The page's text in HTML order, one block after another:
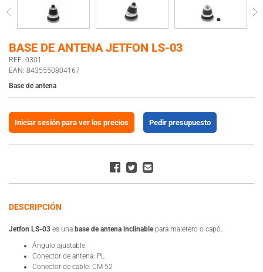
BASE DE ANTENA JETFON LS-03
REF: 0301
EAN: 8435550804167
Base de antena
Iniciar sesión para ver los precios Pedir presupuesto
DESCRIPCIÓN
Jetfon LS-03 es una base de antena inclinablepara maletero o capó.
Ángulo ajustable
Conector de antena: PL
Conector de cable: CM-52